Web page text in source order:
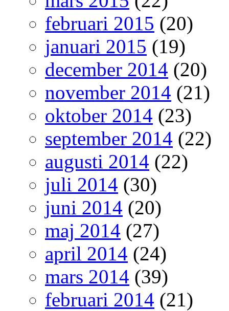
februari 2015 (20)
januari 2015 (19)
december 2014 (20)
november 2014 (21)
oktober 2014 (23)
september 2014 (22)
augusti 2014 (22)
juli 2014 (30)
juni 2014 (20)
maj 2014 (27)
april 2014 (24)
mars 2014 (39)
februari 2014 (21)